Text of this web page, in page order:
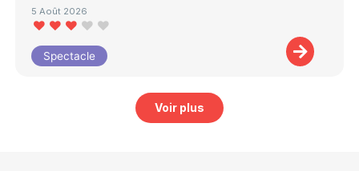
5 Août 2026
Spectacle
Voir plus